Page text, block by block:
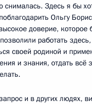
снималась. Здесь я бы
Ольгу
доверие, которое
работать
своей родиной и
и знания, отдать всё
и в других людях,